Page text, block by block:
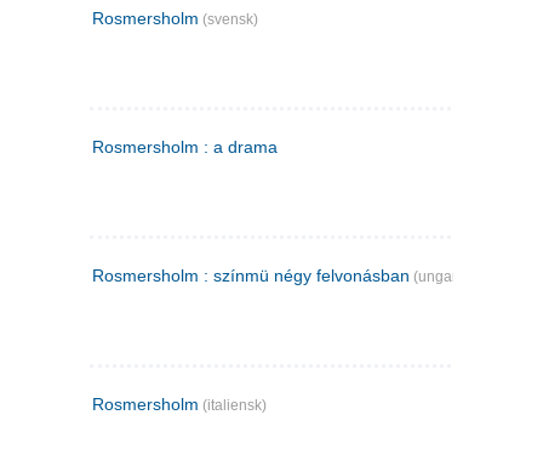
Rosmersholm (svensk)
Rosmersholm : a drama
Rosmersholm : színmü négy felvonásban (ungarsk)
Rosmersholm (italiensk)